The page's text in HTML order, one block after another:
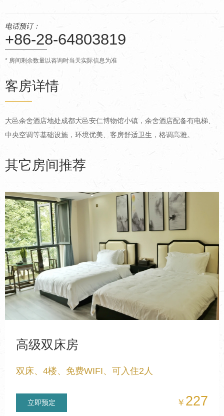
电话预订：
+86-28-64803819
* 房间剩余数量以咨询时当天实际信息为准
客房详情
大邑余舍酒店地处成都大邑安仁博物馆小镇，余舍酒店配备有电梯、
中央空调等基础设施，环境优美、客房舒适卫生，格调高雅。
其它房间推荐
高级双床房
双床、4楼、免费WIFI、可入住2人
立即预定 ￥ 227